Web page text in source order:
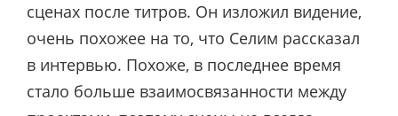
сценах после титров. Он изложил видение,
очень похожее на то, что Селим рассказал
в интервью. Похоже, в последнее время
стало больше взаимосвязанности между